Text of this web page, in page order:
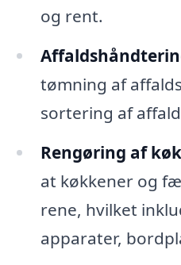
og rent.
tømning af
sortering af
Rengøring af
at køkkener og
rene, hvilket
apparater,